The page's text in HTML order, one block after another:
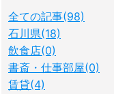
全ての記事(98)
石川県(18)
飲食店(0)
書斎・仕事部屋(0)
賃貸(4)